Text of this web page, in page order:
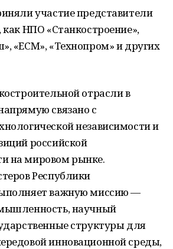
участие представители
НПО «Станкостроение»,
«ЕСМ», «Технопром» и других
отрасли в
связано с
независимости и
российской
на мировом рынке.
Республики
важную миссию —
научный
структуры для
инновационной среды,